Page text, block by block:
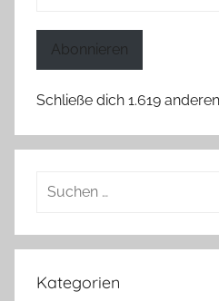
Abonnieren
Schließe dich 1.619
Suchen
Kategorien